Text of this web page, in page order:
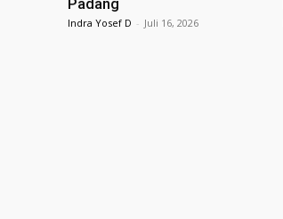
Indra Yosef D - Juli 16, 2026